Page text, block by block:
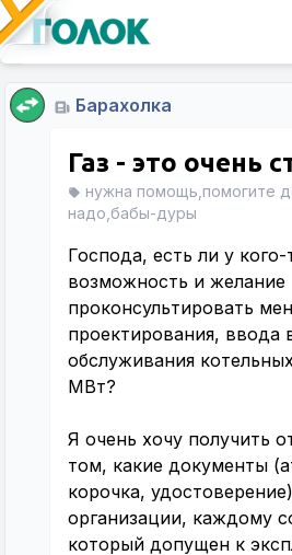
Барахолка
Газ - это очень
нужна помощь,помогите
надо,бабы-дуры
Господа, есть ли у кого-
возможность и желание
проконсультировать
проектирования, ввода
обслуживания
МВт?
Я очень хочу получить
том, какие документы
корочка,
организации, каждому
который допущен к